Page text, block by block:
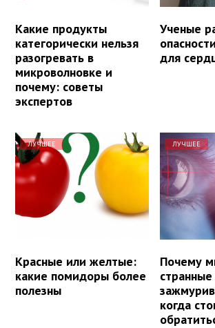
Какие продукты
категорически нельзя
разогревать в
микроволновке и
почему: советы
экспертов
Ученые
для
ЛУЧШЕЕ
Красные или желтые:
какие помидоры более
полезны
ЛУЧШЕЕ
Почему
когда